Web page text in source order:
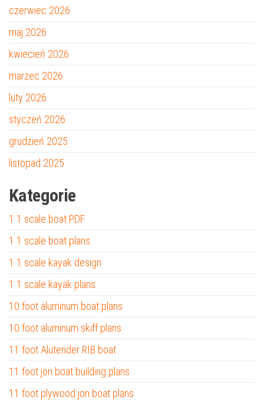
czerwiec 2026
maj 2026
kwiecień 2026
marzec 2026
luty 2026
styczeń 2026
grudzień 2025
listopad 2025
Kategorie
1 1 scale boat PDF
1 1 scale boat plans
1 1 scale kayak design
1 1 scale kayak plans
10 foot aluminum boat plans
10 foot aluminum skiff plans
11 foot Alutender RIB boat
11 foot jon boat building plans
11 foot plywood jon boat plans